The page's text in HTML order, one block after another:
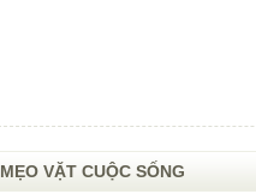
MẸO VẶT CUỘC SỐNG